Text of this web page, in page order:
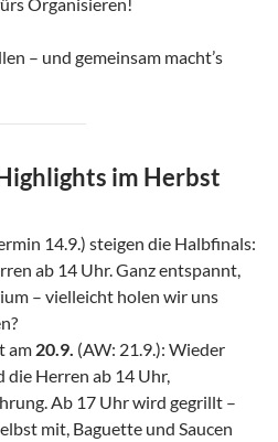
– und gemeinsam macht’s
im Herbst
14.9.) steigen die Halbfinals:
ab 14 Uhr. Ganz entspannt,
– vielleicht holen wir uns
am 20.9. (AW: 21.9.): Wieder
die Herren ab 14 Uhr,
Ab 17 Uhr wird gegrillt –
mit, Baguette und Saucen